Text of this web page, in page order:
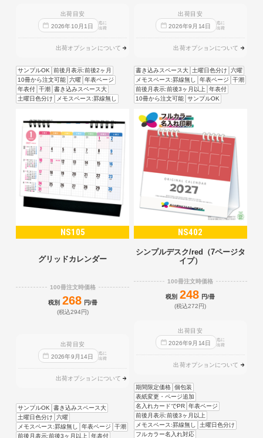
出荷目安
2026年10 月 1 日
迄に
出荷
出荷オプションについて
サンプルOK
前後月表示:前後2ヶ月
10冊から注文可能 六曜 年表ページ
年表付 干潮 書き込みスペース大
土曜日色分け
メモスペース:罫線無し
出荷目安
2026年9 月 14日
迄に
出荷
出荷オプションについて
書き込みスペース大 土曜日色分け
六曜
メモスペース:罫線無し
年表ページ
干潮
前後月表示:前後3ヶ月以上
年表付
10冊から注文可能 サンプルOK
NS105
グリッドカレンダー
100冊注文時価格
税別 268 円/冊
(税込294円)
出荷目安
2026年9 月 14日
迄に
出荷
出荷オプションについて
サンプルOK
書き込みスペース大
土曜日色分け
六曜
メモスペース:罫線無し
年表ページ
干潮
前後月表示:前後3ヶ月以上
年表付
NS402
シンプルデスク/red（7ページタ
イプ）
100冊注文時価格
税別 248 円/冊
(税込272円)
出荷目安
2026年9 月 14日
迄に
出荷
出荷オプションについて
期間限定価格 個包装
表紙変更・ページ追加
名入れカードでPR 年表ページ
前後月表示:前後3ヶ月以上
メモスペース:罫線無し
土曜日色分け
フルカラー名入れ対応